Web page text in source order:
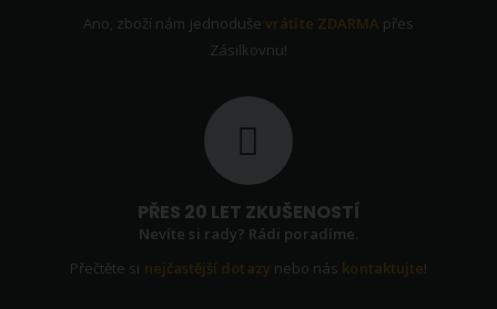
Ano, zboží nám jednoduševrátíte ZDARMA přes
Zásilkovnu!
PŘES 20 LET ZKUŠENOSTÍ
Nevíte si rady? Rádi poradíme.
Přečtěte si nejčastější dotazy nebo nás kontaktujte!